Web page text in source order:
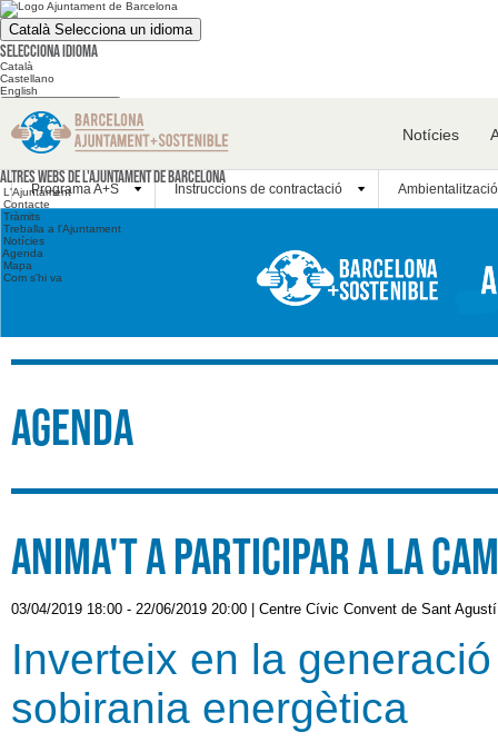
Català Selecciona un idioma
Selecciona idioma
Català
Castellano
English
Cerca en el web
Cerca en el web
Altres webs
Altres webs de l'Ajuntament de Barcelona
L'Ajuntament
Contacte
Tràmits
Treballa a l'Ajuntament
Notícies
Agenda
Mapa
Com s'hi va
Notícies
Programa A+S Instruccions de contractació
Agenda
Anima't a participar a la
03/04/2019 18:00 - 22/06/2019 20:00 Centre Cívic Convent de Sant Agustí
Inverteix en la
sobirania energètica